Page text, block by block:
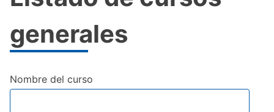
generales
Nombre del curso